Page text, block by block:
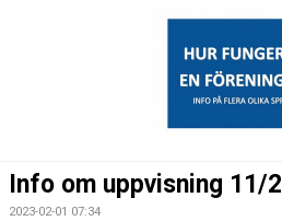
Info om uppvisning 11/2
2023-02-01 07:34